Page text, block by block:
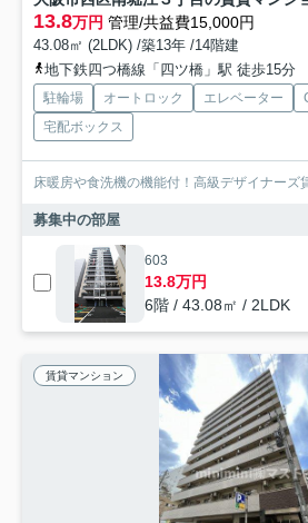
13.8万円 管理/共益費15,000円
43.08㎡ (2LDK) /築13年 /14階建
地下鉄四つ橋線「四ツ橋」駅 徒歩15分
駐輪場 オートロック エレベーター
宅配ボックス
床暖房や食洗機の機能付！高級デザイナーズ
募集中の部屋
603
13.8万円
6階 / 43.08㎡ / 2LDK
賃貸マンション